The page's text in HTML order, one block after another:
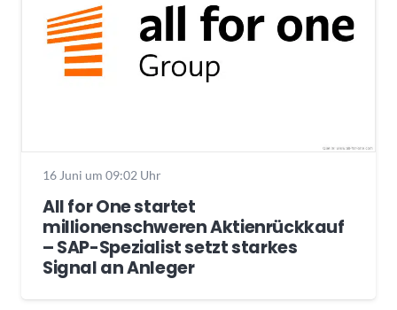
16 Juni um 09:02 Uhr
All for One startet
millionenschweren Aktienrückkauf
– SAP-Spezialist setzt starkes
Signal an Anleger